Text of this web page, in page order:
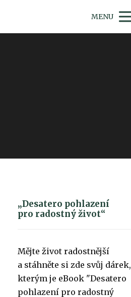
MENU
„Desatero pohlazení
pro radostný život“
Mějte život radostnější
a stáhněte si zde svůj dárek,
kterým je eBook "Desatero
pohlazení pro radostný